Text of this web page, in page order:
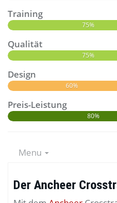
Training
75%
Qualität
75%
Design
60%
Preis-Leistung
80%
Menu
Der Ancheer